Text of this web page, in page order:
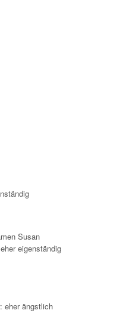
Susan
eigenständig
eher ängstlich